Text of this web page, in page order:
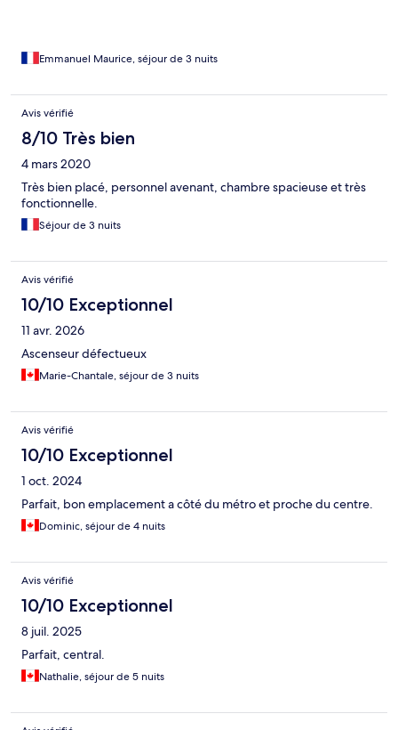
Emmanuel Maurice, séjour de 3 nuits
Avis vérifié
8/10 Très bien
4 mars 2020
Très bien placé, personnel avenant, chambre spacieuse et très
fonctionnelle.
Séjour de 3 nuits
Avis vérifié
10/10 Exceptionnel
11 avr. 2026
Ascenseur défectueux
Marie-Chantale, séjour de 3 nuits
Avis vérifié
10/10 Exceptionnel
1 oct. 2024
Parfait, bon emplacement a côté du métro et proche du centre.
Dominic, séjour de 4 nuits
Avis vérifié
10/10 Exceptionnel
8 juil. 2025
Parfait, central.
Nathalie, séjour de 5 nuits